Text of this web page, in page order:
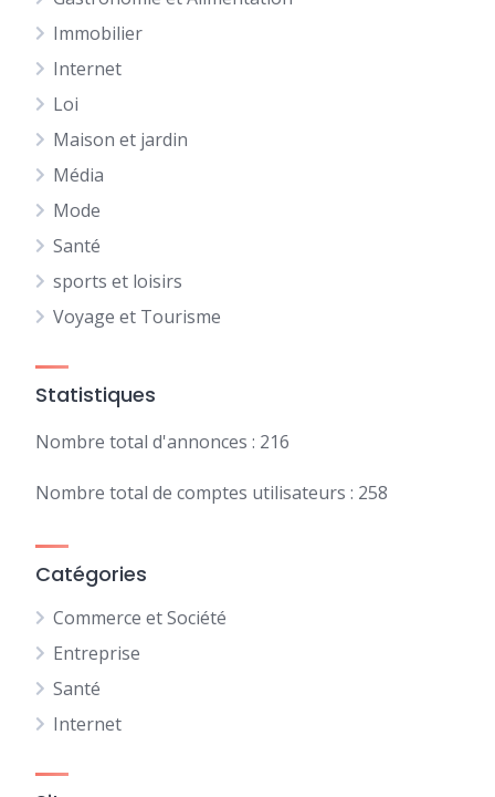
Immobilier
Internet
Loi
Maison et jardin
Média
Mode
Santé
sports et loisirs
Voyage et Tourisme
Statistiques
Nombre total d'annonces : 216
Nombre total de comptes utilisateurs : 258
Catégories
Commerce et Société
Entreprise
Santé
Internet